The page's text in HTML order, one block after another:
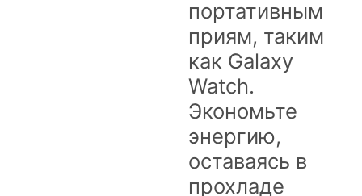
портативным
приям, таким
как Galaxy
Watch.
Экономьте
энергию,
оставаясь в
прохладе